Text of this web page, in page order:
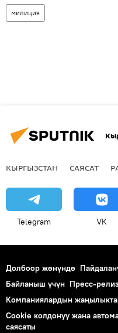
милиция
КЫРГЫЗСТАН САЯСАТ
Telegram VK
Долбоор жөнүндө
Байланыш үчүн Пресс-
Компаниялардын
Cookie колдонуу жана
саясаты